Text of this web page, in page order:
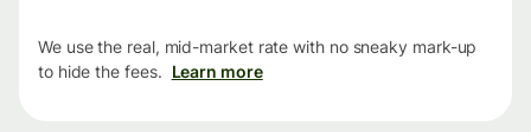
We use the real, mid-market rate with no sneaky mark-up
to hide the fees. Learn more